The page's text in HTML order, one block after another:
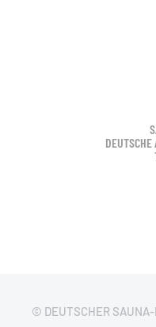
© DEUTSCHER SAUNA-